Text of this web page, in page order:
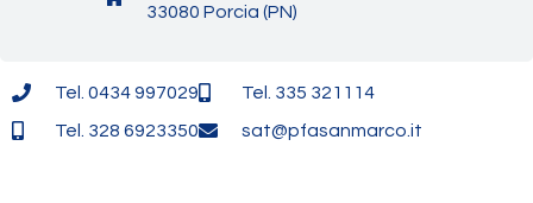
33080 Porcia (PN)
Tel. 0434 997029
Tel. 335 321114
Tel. 328 6923350
sat@pfasanmarco.it